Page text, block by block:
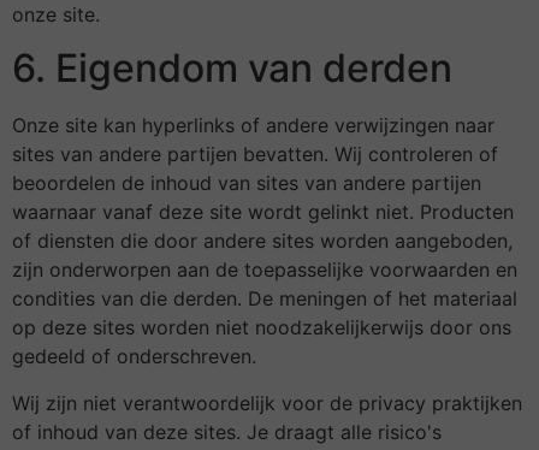
onze site.
6. Eigendom van derden
Onze site kan hyperlinks of andere verwijzingen naar
sites van andere partijen bevatten. Wij controleren of
beoordelen de inhoud van sites van andere partijen
waarnaar vanaf deze site wordt gelinkt niet. Producten
of diensten die door andere sites worden aangeboden,
zijn onderworpen aan de toepasselijke voorwaarden en
condities van die derden. De meningen of het materiaal
op deze sites worden niet noodzakelijkerwijs door ons
gedeeld of onderschreven.
Wij zijn niet verantwoordelijk voor de privacy praktijken
of inhoud van deze sites. Je draagt alle risico's